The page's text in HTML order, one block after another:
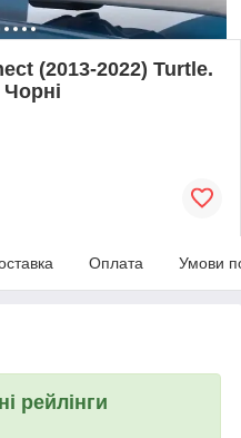
(2013-2022) Turtle.
Чорні
Оплата Умови
рейлінги